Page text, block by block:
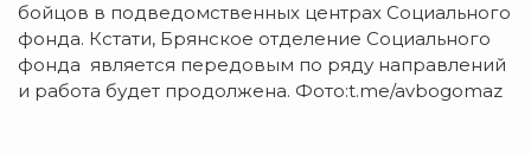
бойцов в подведомственных центрах Социального
фонда. Кстати, Брянское отделение Социального
фонда является передовым по ряду направлений
и работа будет продолжена. Фото:t.me/avbogomaz